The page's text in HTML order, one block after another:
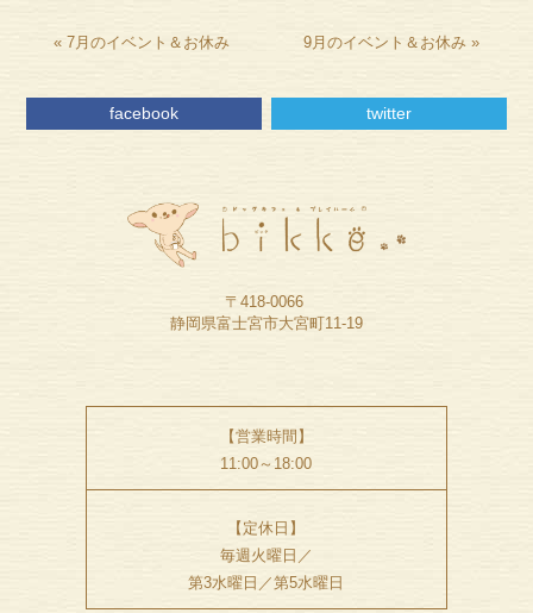
«7月のイベント＆お休み 9月のイベント＆お休み»
facebook twitter
〒418-0066
静岡県富士宮市大宮町11-19
【営業時間】
11:00～18:00
【定休日】
毎週火曜日／
第3水曜日／第5水曜日